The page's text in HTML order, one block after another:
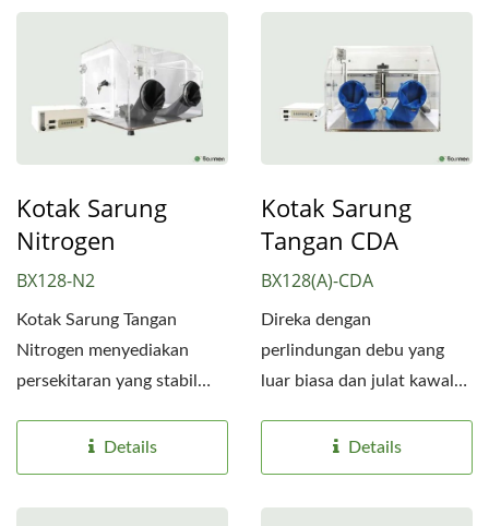
Kotak Sarung
Nitrogen
BX128-N2
Kotak Sarung Tangan
Nitrogen menyediakan
persekitaran yang stabil
Details
Kotak Sarung
Tangan CDA
BX128(A)-CDA
Direka dengan
perlindungan debu yang
luar biasa dan julat kawalan
disesuaikan...Details